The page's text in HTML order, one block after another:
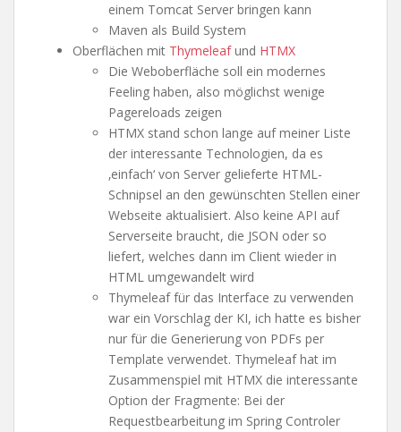
einem Tomcat Server bringen kann
Maven als Build System
Oberflächen mit Thymeleafund HTMX
Die Weboberfläche soll ein modernes
Feeling haben, also möglichst wenige
Pagereloads zeigen
HTMX stand schon lange auf meiner Liste
der interessante Technologien, da es
‚einfach‘ von Server gelieferte HTML-
Schnipsel an den gewünschten Stellen einer
Webseite aktualisiert. Also keine API auf
Serverseite braucht, die JSON oder so
liefert, welches dann im Client wieder in
HTML umgewandelt wird
Thymeleaf für das Interface zu verwenden
war ein Vorschlag der KI, ich hatte es bisher
nur für die Generierung von PDFs per
Template verwendet. Thymeleaf hat im
Zusammenspiel mit HTMX die interessante
Option der Fragmente: Bei der
Requestbearbeitung im Spring Controler